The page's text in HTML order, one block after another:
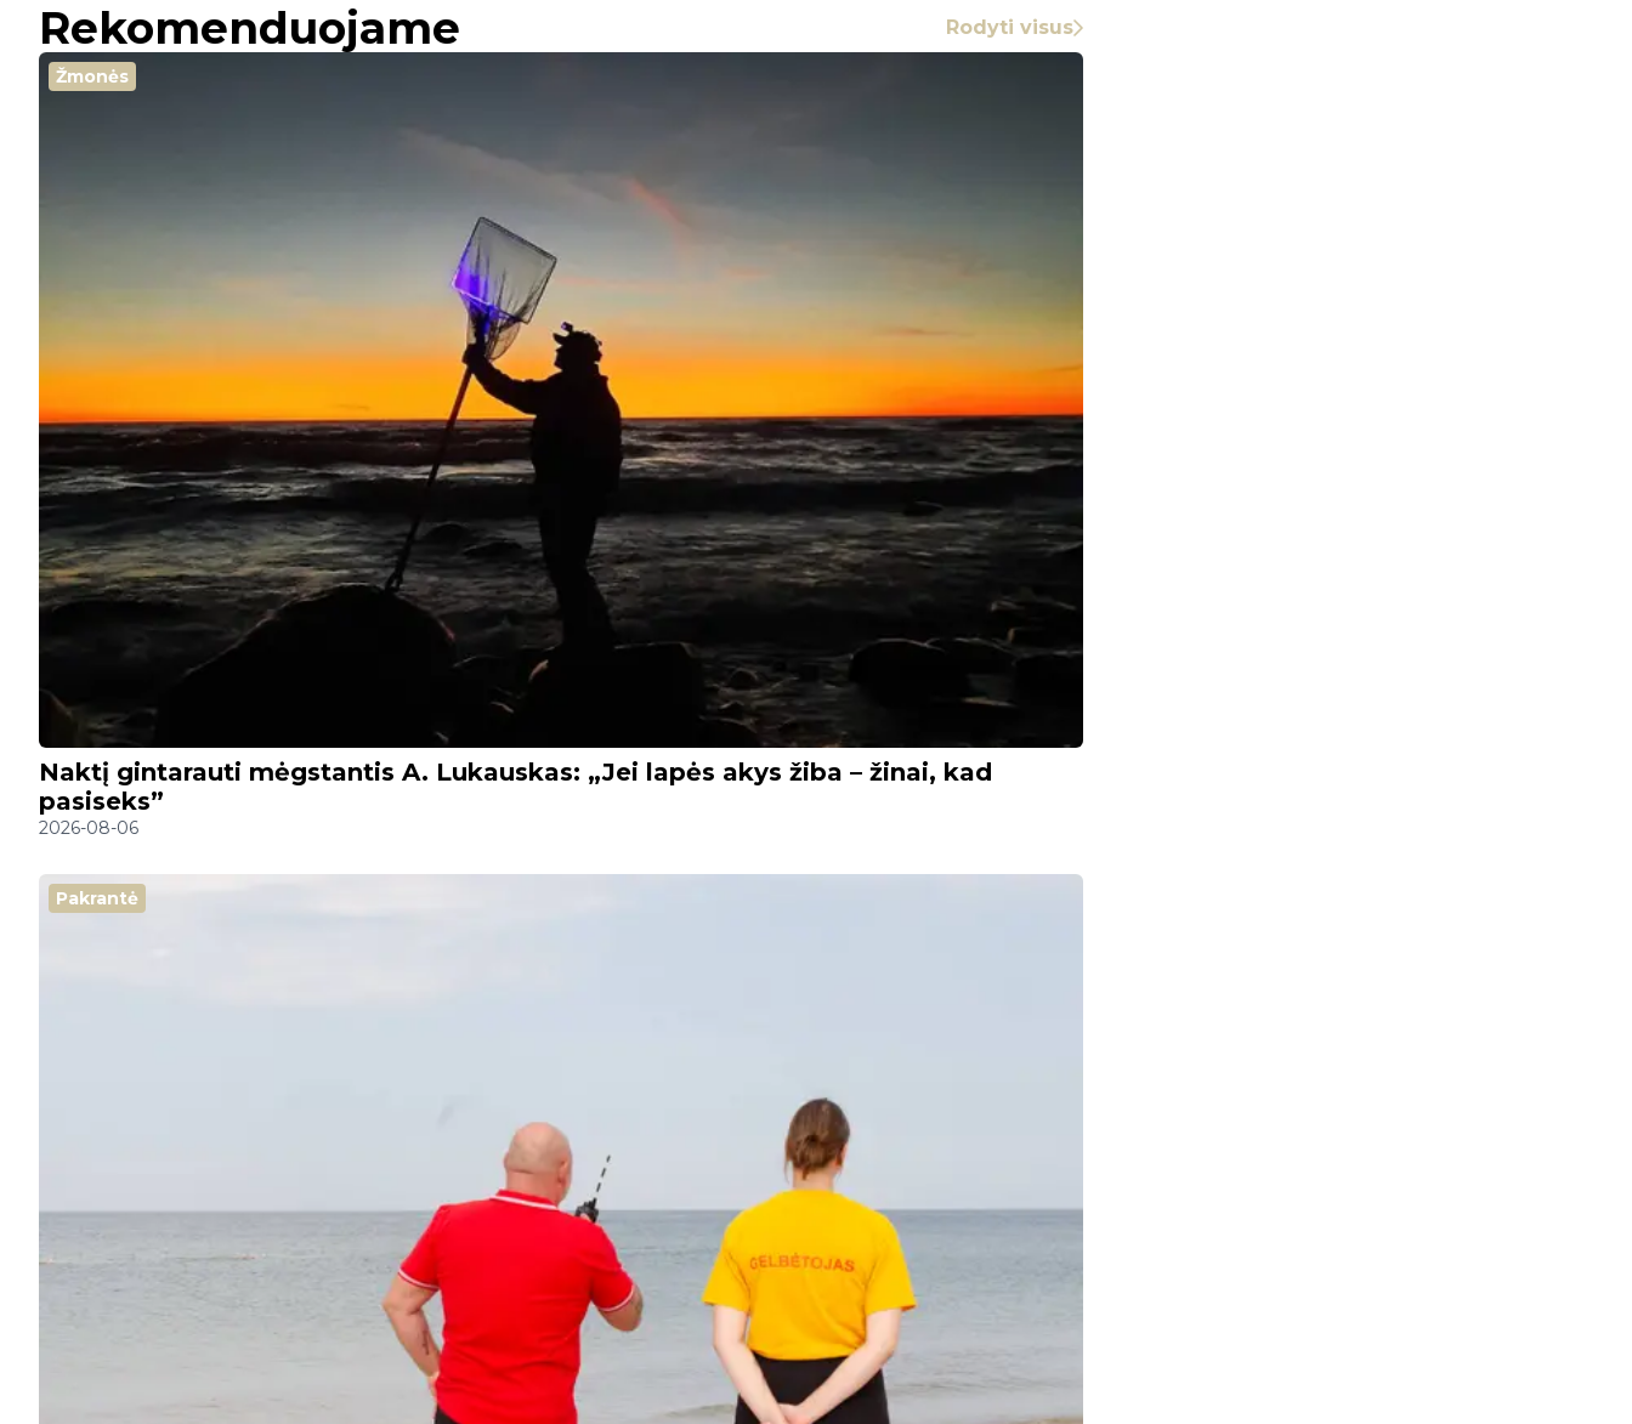
Rekomenduojame Rodyti visus
Žmonės
Naktį gintarauti mėgstantis A. Lukauskas: „Jei lapės akys žiba – žinai, kad
pasiseks”
2026-08-06
Pakrantė